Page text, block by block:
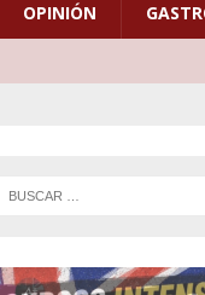
OPINIÓN